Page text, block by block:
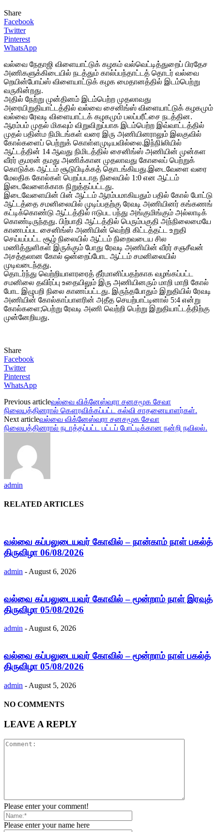
Share
Facebook
Twitter
Pinterest
WhatsApp
வல்வை நேதாஜி விளையாட்டுக் கழகம் வல்வெட்டித்துறைப் பிரதேச
அணிகளுக்கிடையில் நடத்தும் கால்ப்பந்தாட்டத் தொடர் வல்வை
றெயின்போய்ஸ் விளையாட்டுக் கழக மைதானத்தில் இடம்பெற்று
வருகின்றது.
அதில் நேற்று முன்தினம் இடம்பெற்ற முதலாவது
அரையிறுதியாட்டத்தில் வல்வை சைனிங்ஸ் விளையாட்டுக் கழகமும்
வல்வை ரேவடி விளையாட்டக் கழகமும் பலப்பரீட்சை நடத்தின.
ஆரம்பம் முதல் மிகவும் விறுவிறுப்பாக இடம்பெற்ற இவ்வாட்டத்தில்
முதல் பதின்ம நிமிடங்கள் வரை இரு அணியினராலும் இலகுவில்
கோல்களைப் பெற்றுக் கொள்ளமுடியவில்லை.இந்நிiலியில்
ஆட்டத்தின் 14 ஆவது நிமிடத்தில் சைனிங்ஸ் அணியின் முன்கள
வீரர் குமரன் தமது அணிக்கான முதலாவது கோலைப் பெற்றுக்
கொடுக்க ஆட்டம் சூடுபிடிக்கத் தொடங்கியது.இடைவேளை வரை
மேலதிக கோல்கள் பெறப்படாத நிலையில் 1:0 என ஆட்டம்
இடைவேளைக்காக நிறுத்தப்பட்டது.
இடைவேளையின் பின் ஆட்டம் ஆரம்பமாகியதும் பதில் கோல் போட்டு
ஆட்டத்தை சமனிலையில் முடிப்பதற்கு ரேவடி அணியினர் கங்கணங்
கட்டிக்கொண்டு ஆட்டத்தில் ஈடுபட பந்து அங்குமிங்கும் அல்லாடிக்
கொண்டிருந்தது. பிற்பாதி ஆட்டத்தில் பெரும்பகுதி அந்நிலைமையே
காணபப்பட சைனிங்ஸ் அணியின் வெற்றி கிட்டத்தட்ட உறுதி
செய்யப்பட்ட சூழ் நிலையில் ஆட்டம் நிறைவடைய சில
மணித்துளிகள் இருக்கும் போது ரேவடி அணியின் வீரர் சஞசீவன்
அசத்தலான கோல் ஒன்றைப்போட ஆட்டம் சமனிலையில்
முடிவடைந்தது.
தொடர்ந்து வெற்றியாளரரைத் தீர்மானிப்பதற்காக வழங்கப்பட்ட
சமனிலை தவிர்ப்பு உதையிலும் இரு அணியினரும் மாறி மாறி கோல்
போட இழுபறி நிலை காணப்பட்டது. இருந்தபோதும் இறுதியில் ரேவடி
அணியின் கோல்காப்பாளரின் அதீத செயற்பாட்டினால் 5:4 என்று
கோல்களை;பெற்று ரேவடி அணி வெற்றி பெற்று இறுதியாட்டத்திற்கு
முன்னேறியது.
Share
Facebook
Twitter
Pinterest
WhatsApp
Previous articleவல்வை விக்னேஸ்வரா சனசமூக சேவா
நிலையத்தினரால் கௌரவிக்கப்பட்ட கல்வி சாதனையாளர்கள்.
Next articleவல்வை விக்னேஸ்வரா சனசமூக சேவா
நிலையத்தினரால் நடாத்தப்பட்ட பட்டப் போட்டிக்கான நன்றி நவிலல்.
admin
RELATED ARTICLES
வல்வை கப்பலுடையவர் கோவில் – நான்காம் நாள் பகல்த்
திருவிழா 06/08/2026
admin - August 6, 2026
வல்வை கப்பலுடையவர் கோவில் – மூன்றாம் நாள் இரவுத்
திருவிழா 05/08/2026
admin - August 6, 2026
வல்வை கப்பலுடையவர் கோவில் – மூன்றாம் நாள் பகல்த்
திருவிழா 05/08/2026
admin - August 5, 2026
NO COMMENTS
LEAVE A REPLY
Please enter your comment!
Please enter your name here